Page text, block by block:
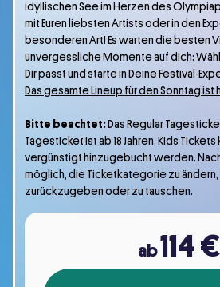
idyllischen See im Herzen des
mit Euren liebsten Artists oder in den
besonderen Art! Es warten die besten
unvergessliche Momente auf dich:
Dir passt und starte in Deine Festival-
Das gesamte Lineup für den Sonntag ist
Bitte beachtet: Das Regular
Tagesticket ist ab 18 Jahren. Kids
vergünstigt hinzugebucht werden.
möglich, die Ticketkategorie zu ändern,
zurückzugeben oder zu tauschen.
ab114 €